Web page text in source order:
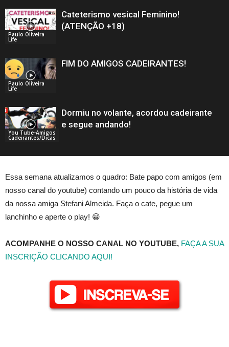
Paulo Oliveira
Life
Cateterismo vesical Feminino!
(ATENÇÃO +18)
Paulo Oliveira
Life
FIM DO AMIGOS CADEIRANTES!
You Tube-Amigos
Cadeirantes/Dicas
Dormiu no volante, acordou cadeirante
e segue andando!
Essa semana atualizamos o quadro: Bate papo com amigos (em
nosso canal do youtube) contando um pouco da história de vida
da nossa amiga Stefani Almeida. Faça o cate, pegue um
lanchinho e aperte o play! 😀
ACOMPANHE O NOSSO CANAL NO YOUTUBE, FAÇA A SUA
INSCRIÇÃO CLICANDO AQUI!